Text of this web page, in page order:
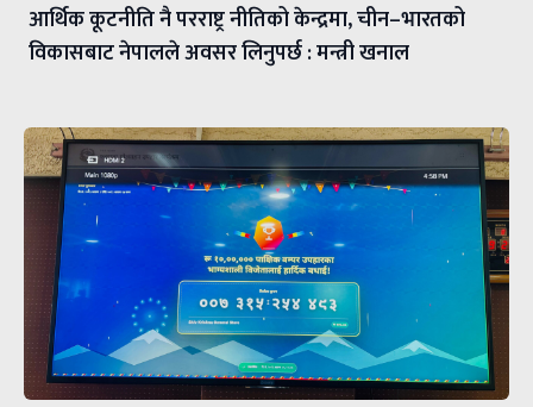
आर्थिक कूटनीति नै परराष्ट्र नीतिको केन्द्रमा, चीन–भारतको
विकासबाट नेपालले अवसर लिनुपर्छ : मन्त्री खनाल